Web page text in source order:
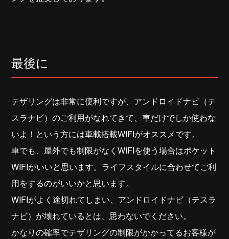
最後に
テザリングは非常に便利ですが、アンドロイドナビ（テ
スラナビ）のご利用がなれてきて、車だけでしか使わな
いよ！という方には車載搭載WIFIがオススメです。
車でも、屋外でも制限がなくWIFIを使う場合はポケット
WIFIがいいと思います。ライフスタイルに合わせてご利
用をするのがいいかと思います。
WIFIがよく途切れてしまい、アンドロイドナビ（テスラ
ナビ） が壊れているとは、思わないでください。
かなりの確率でテザリングの制限がかかってるお客様が